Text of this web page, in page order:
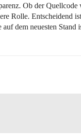
Ob der
Rolle. Entscheidend
dem neuesten Stand